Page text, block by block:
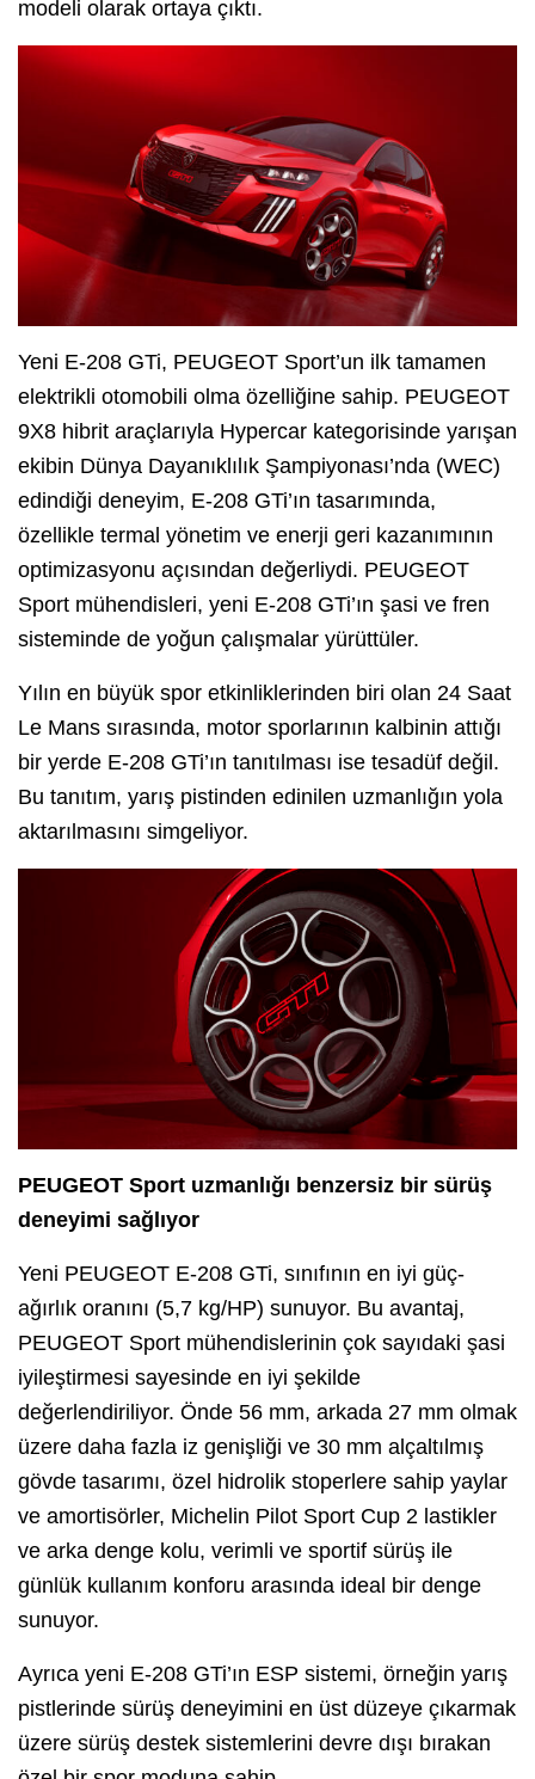
modeli olarak ortaya çıktı.
Yeni E-208 GTi, PEUGEOT Sport’un ilk tamamen
elektrikli otomobili olma özelliğine sahip. PEUGEOT
9X8 hibrit araçlarıyla Hypercar kategorisinde yarışan
ekibin Dünya Dayanıklılık Şampiyonası’nda (WEC)
edindiği deneyim, E-208 GTi’ın tasarımında,
özellikle termal yönetim ve enerji geri kazanımının
optimizasyonu açısından değerliydi. PEUGEOT
Sport mühendisleri, yeni E-208 GTi’ın şasi ve fren
sisteminde de yoğun çalışmalar yürüttüler.
Yılın en büyük spor etkinliklerinden biri olan 24 Saat
Le Mans sırasında, motor sporlarının kalbinin attığı
bir yerde E-208 GTi’ın tanıtılması ise tesadüf değil.
Bu tanıtım, yarış pistinden edinilen uzmanlığın yola
aktarılmasını simgeliyor.
PEUGEOT Sport uzmanlığı benzersiz bir sürüş
deneyimi sağlıyor
Yeni PEUGEOT E-208 GTi, sınıfının en iyi güç-
ağırlık oranını (5,7 kg/HP) sunuyor. Bu avantaj,
PEUGEOT Sport mühendislerinin çok sayıdaki şasi
iyileştirmesi sayesinde en iyi şekilde
değerlendiriliyor. Önde 56 mm, arkada 27 mm olmak
üzere daha fazla iz genişliği ve 30 mm alçaltılmış
gövde tasarımı, özel hidrolik stoperlere sahip yaylar
ve amortisörler, Michelin Pilot Sport Cup 2 lastikler
ve arka denge kolu, verimli ve sportif sürüş ile
günlük kullanım konforu arasında ideal bir denge
sunuyor.
Ayrıca yeni E-208 GTi’ın ESP sistemi, örneğin yarış
pistlerinde sürüş deneyimini en üst düzeye çıkarmak
üzere sürüş destek sistemlerini devre dışı bırakan